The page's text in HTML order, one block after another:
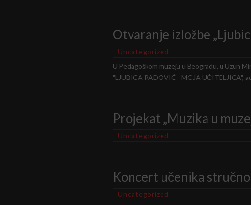
Otvaranje izložbe
Uncategorized
U Pedagoškom muzeju u Beogradu, u Uzun
"LJUBICA RADOVIĆ - MOJA UČITELJICA",
Projekat „Muzika u
Uncategorized
Koncert učenika
Uncategorized